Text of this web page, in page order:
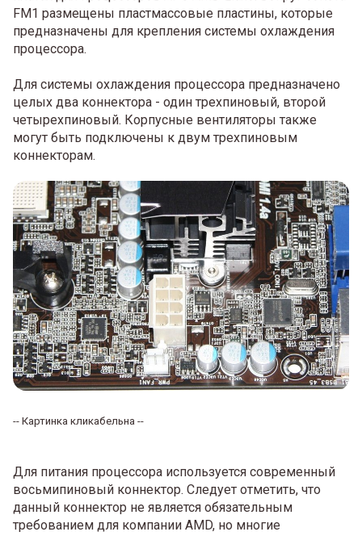
FM1 размещены пластмассовые пластины, которые
предназначены для крепления системы охлаждения
процессора.
Для системы охлаждения процессора предназначено
целых два коннектора - один трехпиновый, второй
четырехпиновый. Корпусные вентиляторы также
могут быть подключены к двум трехпиновым
коннекторам.
-- Картинка кликабельна --
Для питания процессора используется современный
восьмипиновый коннектор. Следует отметить, что
данный коннектор не является обязательным
требованием для компании AMD, но многие